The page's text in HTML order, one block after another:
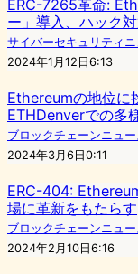
ERC-7265革命:
ー」導入、ハック
サイバーセキュリティ
2024年1月12日6:13
Ethereumの地位に
ETHDenverでの多
ブロックチェーンニュー
2024年3月6日0:11
ERC-404:
場に革新をもたらす
ブロックチェーンニュー
2024年2月10日6:16